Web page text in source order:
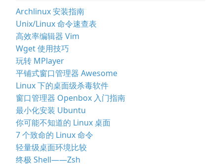
Archlinux 安装指南
Unix/Linux 命令速查表
高效率编辑器 Vim
Wget 使用技巧
玩转 MPlayer
平铺式窗口管理器 Awesome
Linux 下的桌面级杀毒软件
窗口管理器 Openbox 入门指南
最小化安装 Ubuntu
你可能不知道的 Linux 桌面
7 个致命的 Linux 命令
轻量级桌面环境比较
终极 Shell——Zsh